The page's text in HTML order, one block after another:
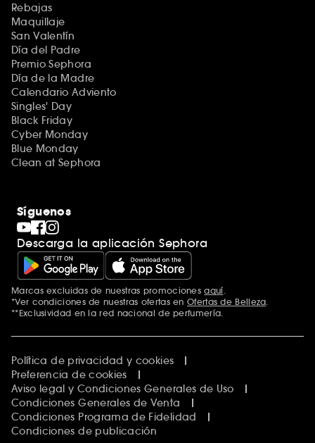
Rebajas
Maquillaje
San Valentín
Día del Padre
Premio Sephora
Día de la Madre
Calendario Adviento
Singles' Day
Black Friday
Cyber Monday
Blue Monday
Clean at Sephora
Síguenos
Descarga la aplicación Sephora
Marcas excluidas de nuestras promocionesaquí
*Ver condiciones de nuestras ofertas en Ofertas de Belleza
**Exclusividad en la red nacional de perfumería.
Política de privacidad y cookies
Preferencia de cookies
Aviso legal y Condiciones Generales de Uso
Condiciones Generales de Venta
Condiciones Programa de Fidelidad
Condiciones de publicación